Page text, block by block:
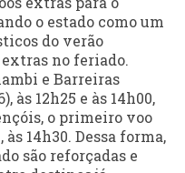
o estado como um
do verão
no feriado.
e Barreiras
às 12h25 e às 14h00,
o primeiro voo
14h30. Dessa forma,
são reforçadas e